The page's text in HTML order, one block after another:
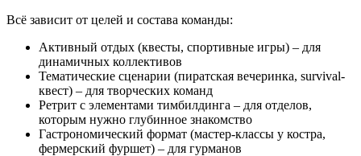
Всё зависит от целей и состава команды:
Активный отдых (квесты, спортивные игры) – для
динамичных коллективов
Тематические сценарии (пиратская вечеринка, survival-
квест) – для творческих команд
Ретрит с элементами тимбилдинга – для отделов,
которым нужно глубинное знакомство
Гастрономический формат (мастер-классы у костра,
фермерский фуршет) – для гурманов